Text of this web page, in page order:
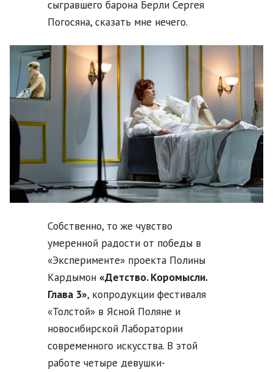
сыгравшего барона Берли Сергея
Погосяна, сказать мне нечего.
Собственно, то же чувство
умеренной радости от победы в
«Эксперименте» проекта Полины
Кардымон «Детство. Коромысли.
Глава 3», копродукции фестиваля
«Толстой» в Ясной Поляне и
новосибирской Лаборатории
современного искусства. В этой
работе четыре девушки-